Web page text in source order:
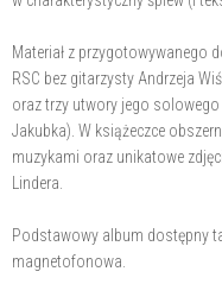
Materiał z przygotowywanego
RSC bez gitarzysty Andrzeja
oraz trzy utwory jego solowego
Jakubka). W książeczce
muzykami oraz unikatowe
Lindera.
Podstawowy album dostępny
magnetofonowa.